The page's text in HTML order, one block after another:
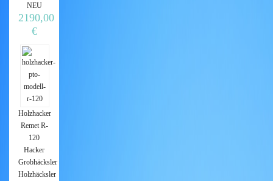
NEU
2190,00
€
Holzhacker
Remet R-
120
Hacker
Grobhäcksler
Holzhäcksler